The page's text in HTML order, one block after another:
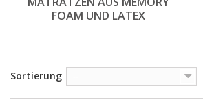
FOAM UND LATEX
Sortierung --